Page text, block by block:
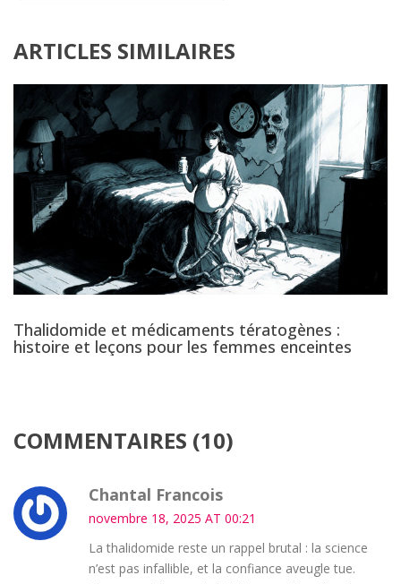
ARTICLES SIMILAIRES
Thalidomide et médicaments tératogènes :
histoire et leçons pour les femmes enceintes
COMMENTAIRES (10)
Chantal Francois
novembre 18, 2025 AT 00:21
La thalidomide reste un rappel brutal : la science
n’est pas infallible, et la confiance aveugle tue.